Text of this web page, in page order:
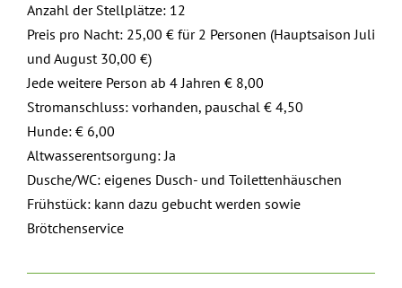
Anzahl der Stellplätze: 12
Preis pro Nacht: 25,00 € für 2 Personen (Hauptsaison Juli
und August 30,00 €)
Jede weitere Person ab 4 Jahren € 8,00
Stromanschluss: vorhanden, pauschal € 4,50
Hunde: € 6,00
Altwasserentsorgung: Ja
Dusche/WC: eigenes Dusch- und Toilettenhäuschen
Frühstück: kann dazu gebucht werden sowie
Brötchenservice